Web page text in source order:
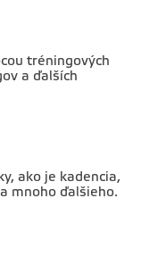
tréningových
a ďalších
ako je kadencia,
mnoho ďalšieho.